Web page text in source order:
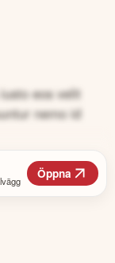
eos velit
nemo id
Öppna